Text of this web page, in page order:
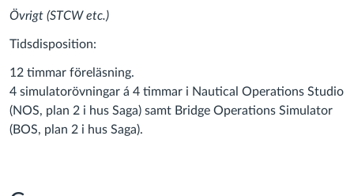
Övrigt (STCW etc.)
Tidsdisposition:
12 timmar föreläsning.
4 simulatorövningar á 4 timmar i Nautical Operations Studio
(NOS, plan 2 i hus Saga) samt Bridge Operations Simulator
(BOS, plan 2 i hus Saga).